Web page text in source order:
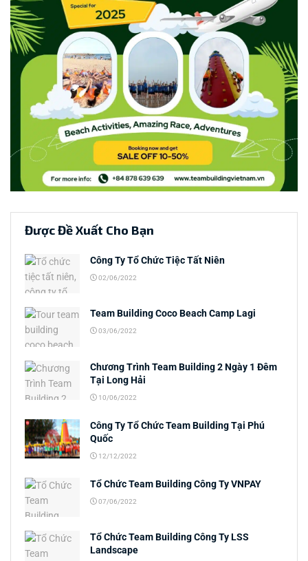
Được Đề Xuất Cho Bạn
Công Ty Tổ Chức Tiệc Tất Niên
02/06/2022
Team Building Coco Beach Camp Lagi
03/06/2022
Chương Trình Team Building 2 Ngày 1 Đêm
Tại Long Hải
10/06/2022
Công Ty Tổ Chức Team Building Tại Phú
Quốc
12/12/2022
Tổ Chức Team Building Công Ty VNPAY
07/06/2022
Tổ Chức Team Building Công Ty LSS
Landscape